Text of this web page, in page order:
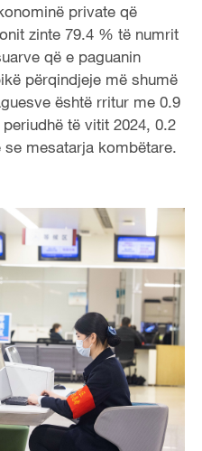
private që
zinte 79.4 % të numrit
që e paguanin
përqindjeje më shumë
është rritur me 0.9
të vitit 2024, 0.2
mesatarja kombëtare.